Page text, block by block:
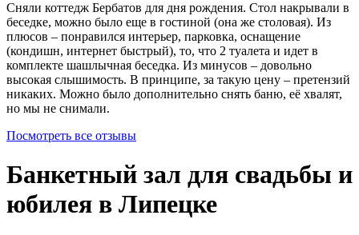
Сняли коттедж Бербатов для дня рождения. Стол накрывали в
беседке, можно было еще в гостиной (она же столовая). Из
плюсов – понравился интерьер, парковка, оснащение
(кондишн, интернет быстрый), то, что 2 туалета и идет в
комплекте шашлычная беседка. Из минусов – довольно
высокая слышимость. В принципе, за такую цену – претензий
никаких. Можно было дополнительно снять баню, её хвалят,
но мы не снимали.
Посмотреть все отзывы
Банкетный зал для свадьбы и
юбилея в Липецке